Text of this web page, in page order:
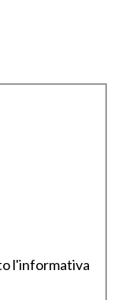
l'informativa